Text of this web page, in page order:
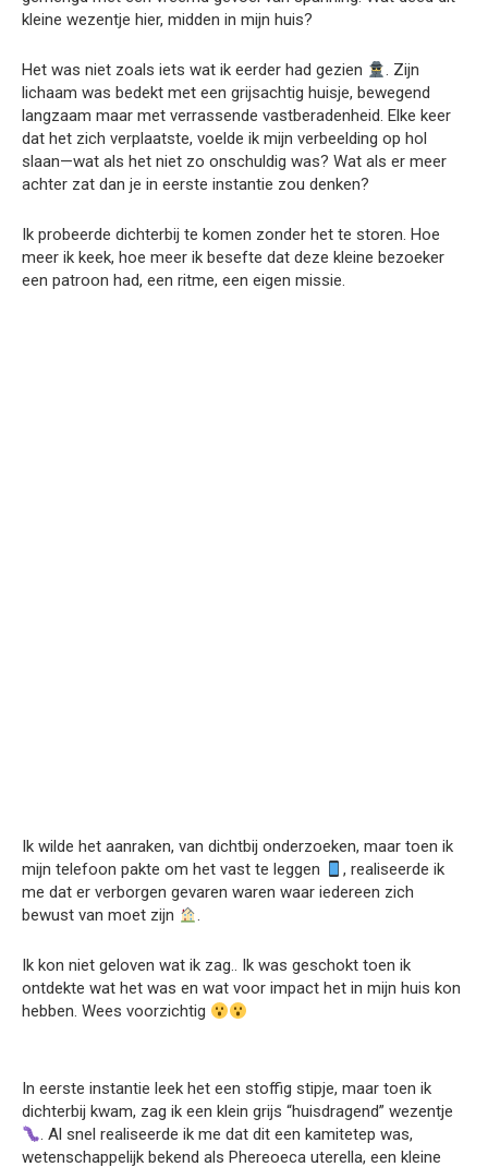
kleine wezentje hier, midden in mijn huis?
Het was niet zoals iets wat ik eerder had gezien
. Zijn
lichaam was bedekt met een grijsachtig huisje, bewegend
langzaam maar met verrassende vastberadenheid. Elke keer
dat het zich verplaatste, voelde ik mijn verbeelding op hol
slaan—wat als het niet zo onschuldig was? Wat als er meer
achter zat dan je in eerste instantie zou denken?
Ik probeerde dichterbij te komen zonder het te storen. Hoe
meer ik keek, hoe meer ik besefte dat deze kleine bezoeker
een patroon had, een ritme, een eigen missie.
Ik wilde het aanraken, van dichtbij onderzoeken, maar toen ik
mijn telefoon pakte om het vast te leggen
, realiseerde ik
me dat er verborgen gevaren waren waar iedereen zich
bewust van moet zijn
.
Ik kon niet geloven wat ik zag.. Ik was geschokt toen ik
ontdekte wat het was en wat voor impact het in mijn huis kon
hebben. Wees voorzichtig
In eerste instantie leek het een stoffig stipje, maar toen ik
dichterbij kwam, zag ik een klein grijs “huisdragend” wezentje
. Al snel realiseerde ik me dat dit een kamitetep was,
wetenschappelijk bekend als Phereoeca uterella, een kleine